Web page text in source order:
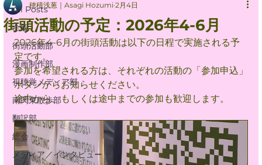
All Posts
全般
街頭活動部
漫画制作部
視聴覚メディア部
南関東散歩部
翻訳部
総会
メディア／インタビュー
街頭活動の予定：2026年4-6月
穂積浅葱｜Asagi Hozumi 2月4日
2026年4-6月の街頭活動は以下の日程で実施される予
定です。
参加を希望される方は、それぞれの活動の「参加申込」
ボタンからお知らせください。
途中から、もしくは途中までの参加も歓迎します。